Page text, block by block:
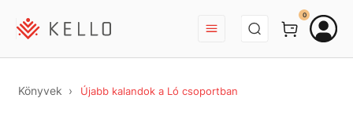
BEJELENTKEZÉS
0
Könyvek Újabb kalandok a Ló csoportban